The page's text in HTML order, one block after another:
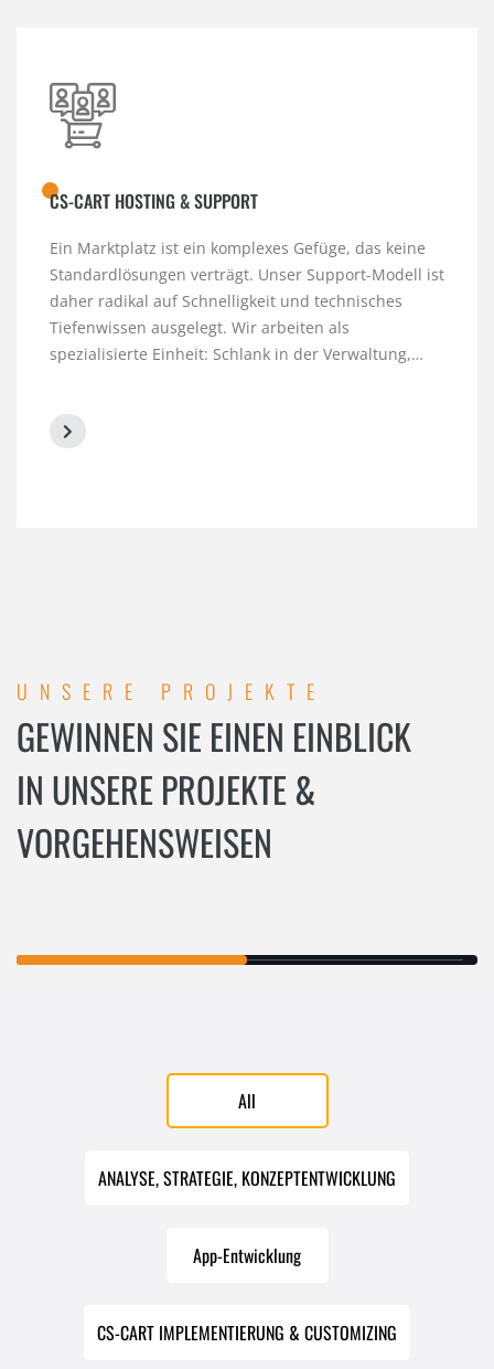
CS-CART HOSTING & SUPPORT
Ein Marktplatz ist ein komplexes Gefüge, das keine
Standardlösungen verträgt. Unser Support-Modell ist
daher radikal auf Schnelligkeit und technisches
Tiefenwissen ausgelegt. Wir arbeiten als
spezialisierte Einheit: Schlank in der Verwaltung,…
UNSERE PROJEKTE
GEWINNEN SIE EINEN EINBLICK
IN UNSERE PROJEKTE &
VORGEHENSWEISEN
All
ANALYSE, STRATEGIE, KONZEPTENTWICKLUNG
App-Entwicklung
CS-CART IMPLEMENTIERUNG & CUSTOMIZING